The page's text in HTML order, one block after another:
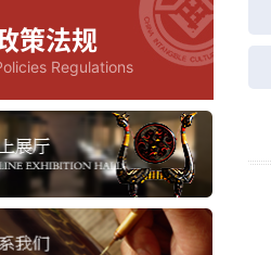
策法规
Regulations